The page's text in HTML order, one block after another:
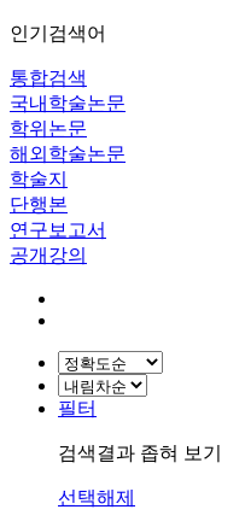
인기검색어
통합검색
국내학술논문
학위논문
해외학술논문
학술지
단행본
연구보고서
공개강의
필터
검색결과 좁혀 보기
선택해제